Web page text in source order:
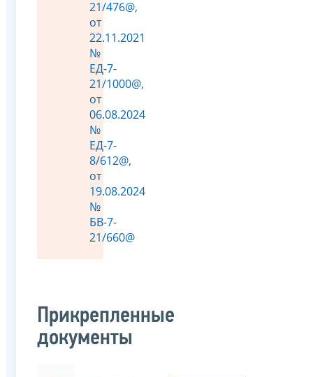
21/476@,
от
22.11.2021
№
ЕД-7-
21/1000@,
от
06.08.2024
№
ЕД-7-
8/612@,
от
19.08.2024
№
БВ-7-
21/660@
Прикрепленные
документы